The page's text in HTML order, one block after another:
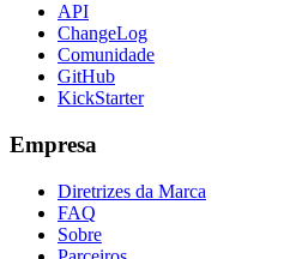
API
ChangeLog
Comunidade
GitHub
KickStarter
Empresa
Diretrizes da Marca
FAQ
Sobre